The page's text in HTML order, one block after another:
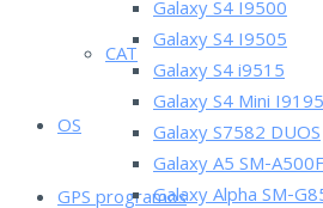
CAT
OS
GPS programos
Galaxy S4 I9500
Galaxy S4 I9505
Galaxy S4 i9515
Galaxy S4 Mini I9195
Galaxy S7582 DUOS
Galaxy A5 SM-A500F
Galaxy Alpha SM-